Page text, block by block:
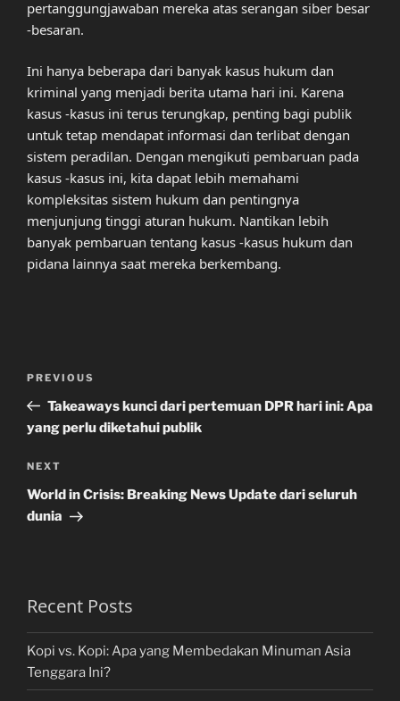
pertanggungjawaban mereka atas serangan siber besar
-besaran.
Ini hanya beberapa dari banyak kasus hukum dan
kriminal yang menjadi berita utama hari ini. Karena
kasus -kasus ini terus terungkap, penting bagi publik
untuk tetap mendapat informasi dan terlibat dengan
sistem peradilan. Dengan mengikuti pembaruan pada
kasus -kasus ini, kita dapat lebih memahami
kompleksitas sistem hukum dan pentingnya
menjunjung tinggi aturan hukum. Nantikan lebih
banyak pembaruan tentang kasus -kasus hukum dan
pidana lainnya saat mereka berkembang.
Previous
Post
PREVIOUS
Takeaways kunci dari pertemuan DPR hari ini: Apa
yang perlu diketahui publik
Next
Post
NEXT
World in Crisis: Breaking News Update dari seluruh
dunia
Recent Posts
Kopi vs. Kopi: Apa yang Membedakan Minuman Asia
Tenggara Ini?